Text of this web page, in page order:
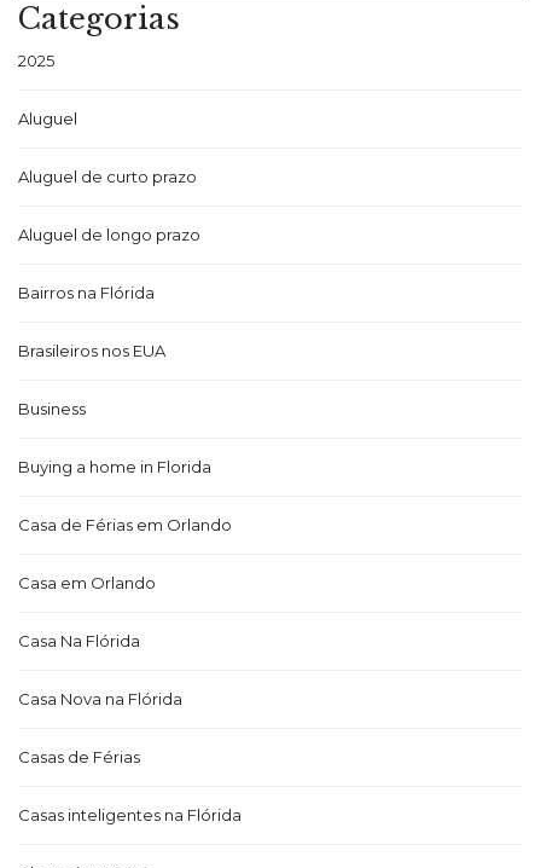
Categorias
2025
Aluguel
Aluguel de curto prazo
Aluguel de longo prazo
Bairros na Flórida
Brasileiros nos EUA
Business
Buying a home in Florida
Casa de Férias em Orlando
Casa em Orlando
Casa Na Flórida
Casa Nova na Flórida
Casas de Férias
Casas inteligentes na Flórida